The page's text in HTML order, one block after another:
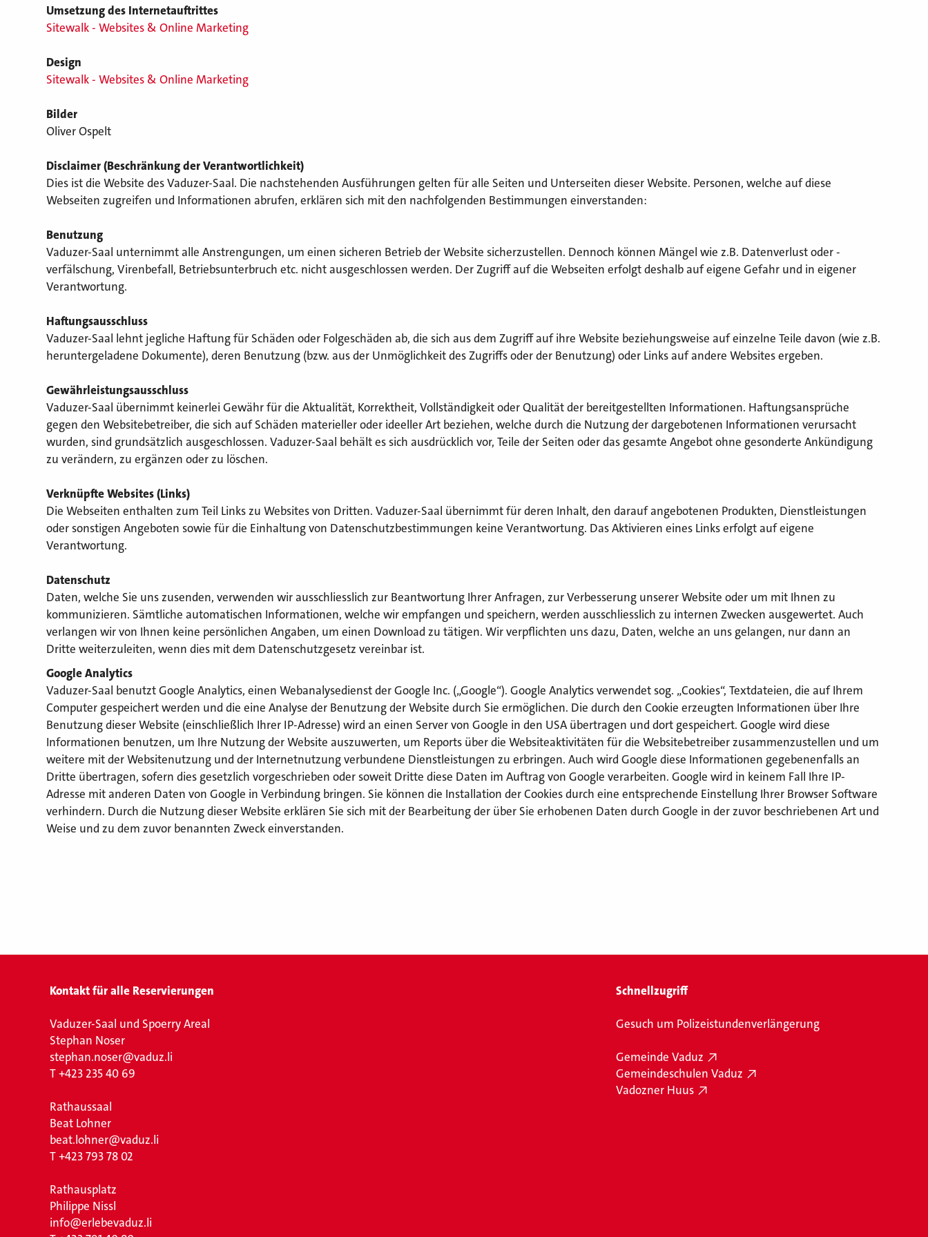
Umsetzung des Internetauftrittes
Sitewalk - Websites & Online Marketing
Design
Sitewalk - Websites & Online Marketing
Bilder
Oliver Ospelt
Disclaimer (Beschränkung der Verantwortlichkeit)
Dies ist die Website des Vaduzer-Saal. Die nachstehenden Ausführungen gelten für alle Seiten und Unterseiten dieser Website. Personen, welche auf diese
Webseiten zugreifen und Informationen abrufen, erklären sich mit den nachfolgenden Bestimmungen einverstanden:
Benutzung
Vaduzer-Saal unternimmt alle Anstrengungen, um einen sicheren Betrieb der Website sicherzustellen. Dennoch können Mängel wie z.B. Datenverlust oder -
verfälschung, Virenbefall, Betriebsunterbruch etc. nicht ausgeschlossen werden. Der Zugriff auf die Webseiten erfolgt deshalb auf eigene Gefahr und in eigener
Verantwortung.
Haftungsausschluss
Vaduzer-Saal lehnt jegliche Haftung für Schäden oder Folgeschäden ab, die sich aus dem Zugriff auf ihre Website beziehungsweise auf einzelne Teile davon (wie z.B.
heruntergeladene Dokumente), deren Benutzung (bzw. aus der Unmöglichkeit des Zugriffs oder der Benutzung) oder Links auf andere Websites ergeben.
Gewährleistungsausschluss
Vaduzer-Saal übernimmt keinerlei Gewähr für die Aktualität, Korrektheit, Vollständigkeit oder Qualität der bereitgestellten Informationen. Haftungsansprüche
gegen den Websitebetreiber, die sich auf Schäden materieller oder ideeller Art beziehen, welche durch die Nutzung der dargebotenen Informationen verursacht
wurden, sind grundsätzlich ausgeschlossen. Vaduzer-Saal behält es sich ausdrücklich vor, Teile der Seiten oder das gesamte Angebot ohne gesonderte Ankündigung
zu verändern, zu ergänzen oder zu löschen.
Verknüpfte Websites (Links)
Die Webseiten enthalten zum Teil Links zu Websites von Dritten. Vaduzer-Saal übernimmt für deren Inhalt, den darauf angebotenen Produkten, Dienstleistungen
oder sonstigen Angeboten sowie für die Einhaltung von Datenschutzbestimmungen keine Verantwortung. Das Aktivieren eines Links erfolgt auf eigene
Verantwortung.
Datenschutz
Daten, welche Sie uns zusenden, verwenden wir ausschliesslich zur Beantwortung Ihrer Anfragen, zur Verbesserung unserer Website oder um mit Ihnen zu
kommunizieren. Sämtliche automatischen Informationen, welche wir empfangen und speichern, werden ausschliesslich zu internen Zwecken ausgewertet. Auch
verlangen wir von Ihnen keine persönlichen Angaben, um einen Download zu tätigen. Wir verpflichten uns dazu, Daten, welche an uns gelangen, nur dann an
Dritte weiterzuleiten, wenn dies mit dem Datenschutzgesetz vereinbar ist.
Google Analytics
Vaduzer-Saal benutzt Google Analytics, einen Webanalysedienst der Google Inc. („Google“). Google Analytics verwendet sog. „Cookies“, Textdateien, die auf Ihrem
Computer gespeichert werden und die eine Analyse der Benutzung der Website durch Sie ermöglichen. Die durch den Cookie erzeugten Informationen über Ihre
Benutzung dieser Website (einschließlich Ihrer IP-Adresse) wird an einen Server von Google in den USA übertragen und dort gespeichert. Google wird diese
Informationen benutzen, um Ihre Nutzung der Website auszuwerten, um Reports über die Websiteaktivitäten für die Websitebetreiber zusammenzustellen und um
weitere mit der Websitenutzung und der Internetnutzung verbundene Dienstleistungen zu erbringen. Auch wird Google diese Informationen gegebenenfalls an
Dritte übertragen, sofern dies gesetzlich vorgeschrieben oder soweit Dritte diese Daten im Auftrag von Google verarbeiten. Google wird in keinem Fall Ihre IP-
Adresse mit anderen Daten von Google in Verbindung bringen. Sie können die Installation der Cookies durch eine entsprechende Einstellung Ihrer Browser Software
verhindern. Durch die Nutzung dieser Website erklären Sie sich mit der Bearbeitung der über Sie erhobenen Daten durch Google in der zuvor beschriebenen Art und
Weise und zu dem zuvor benannten Zweck einverstanden.
Kontakt für alle Reservierungen
Vaduzer-Saal und Spoerry Areal
Stephan Noser
stephan.noser@vaduz.li
T+423 235 40 69
Rathaussaal
Beat Lohner
beat.lohner@vaduz.li
T+423 793 78 02
Rathausplatz
Philippe Nissl
info@erlebevaduz.li
Schnellzugriff
Gesuch um Polizeistundenverlängerung
Gemeinde Vaduz
Gemeindeschulen Vaduz
Vadozner Huus